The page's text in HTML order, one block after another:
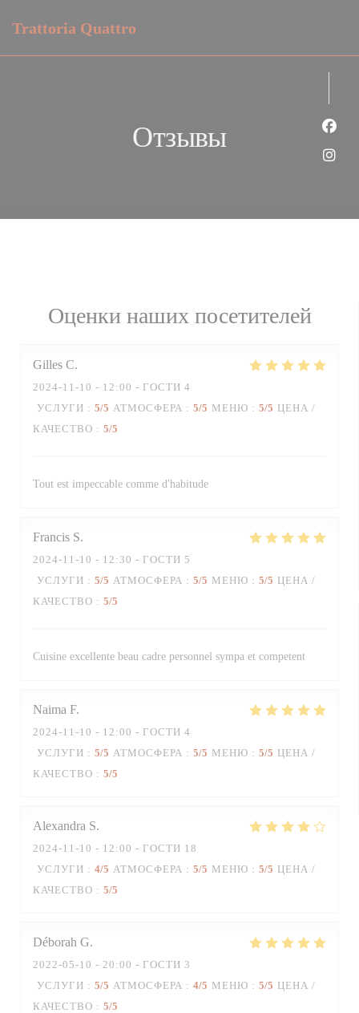
Trattoria Quattro
Отзывы
Оценки наших посетителей
Gilles C
2024-11-10 - 12:00 - ГОСТИ 4
УСЛУГИ : 5/5 АТМОСФЕРА : 5/5 МЕНЮ : 5/5 ЦЕНА /
КАЧЕСТВО : 5/5
Tout est impeccable comme d'habitude
Francis S
2024-11-10 - 12:30 - ГОСТИ 5
УСЛУГИ : 5/5 АТМОСФЕРА : 5/5 МЕНЮ : 5/5 ЦЕНА /
КАЧЕСТВО : 5/5
Cuisine excellente beau cadre personnel sympa et competent
Naima F
2024-11-10 - 12:00 - ГОСТИ 4
УСЛУГИ : 5/5 АТМОСФЕРА : 5/5 МЕНЮ : 5/5 ЦЕНА /
КАЧЕСТВО : 5/5
Alexandra S
2024-11-10 - 12:00 - ГОСТИ 18
УСЛУГИ : 4/5 АТМОСФЕРА : 5/5 МЕНЮ : 5/5 ЦЕНА /
КАЧЕСТВО : 5/5
Déborah G
2022-05-10 - 20:00 - ГОСТИ 3
УСЛУГИ : 5/5 АТМОСФЕРА : 4/5 МЕНЮ : 5/5 ЦЕНА /
КАЧЕСТВО : 5/5